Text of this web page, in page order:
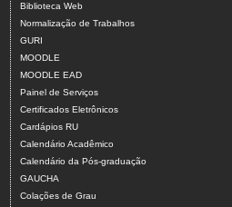
Biblioteca Web
Normalização de Trabalhos
GURI
MOODLE
MOODLE EAD
Painel de Serviços
Certificados Eletrônicos
Cardápios RU
Calendário Acadêmico
Calendário da Pós-graduação
GAUCHA
Colações de Grau